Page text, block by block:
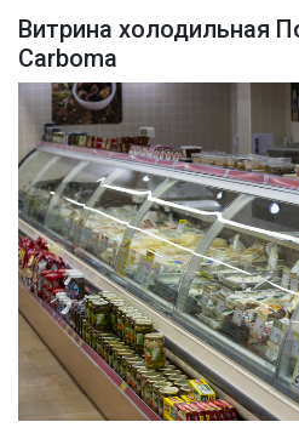
Витрина холодильная
Carboma